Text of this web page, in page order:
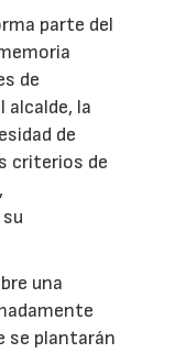
parte del
de
alcalde, la
de
criterios de
una
se plantarán